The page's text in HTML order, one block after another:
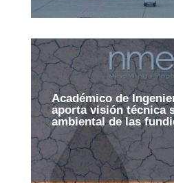
Académico de
aporta visión técnica
ambiental de las